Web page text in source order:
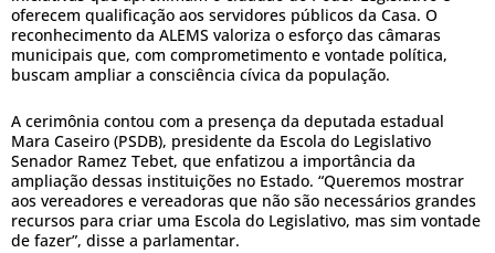
oferecem qualificação aos servidores públicos da Casa. O
reconhecimento da ALEMS valoriza o esforço das câmaras
municipais que, com comprometimento e vontade política,
buscam ampliar a consciência cívica da população.
A cerimônia contou com a presença da deputada estadual
Mara Caseiro (PSDB), presidente da Escola do Legislativo
Senador Ramez Tebet, que enfatizou a importância da
ampliação dessas instituições no Estado. “Queremos mostrar
aos vereadores e vereadoras que não são necessários grandes
recursos para criar uma Escola do Legislativo, mas sim vontade
de fazer”, disse a parlamentar.